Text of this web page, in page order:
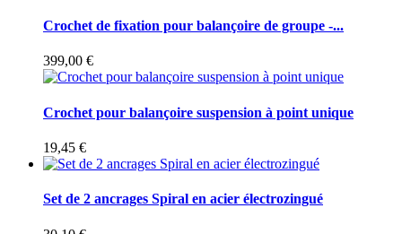
Crochet de fixation pour balançoire de groupe -...
399,00 €
Crochet pour balançoire suspension à point unique
19,45 €
Set de 2 ancrages Spiral en acier électrozingué